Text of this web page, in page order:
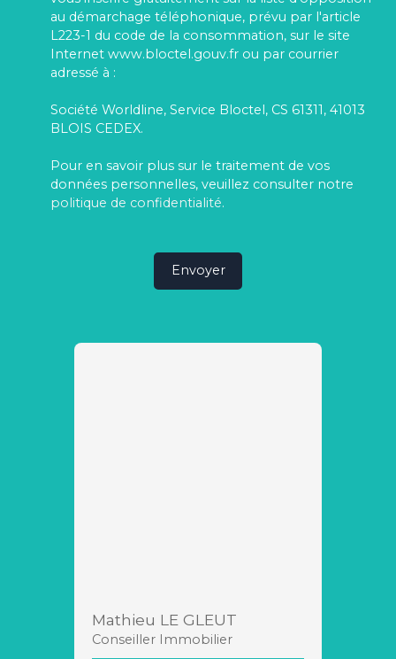
au démarchage téléphonique, prévu par l'article
L223-1 du code de la consommation, sur le site
Internet www.bloctel.gouv.fr ou par courrier
adressé à :
Société Worldline, Service Bloctel, CS 61311, 41013
BLOIS CEDEX.
Pour en savoir plus sur le traitement de vos
données personnelles, veuillez consulter notre
politique de confidentialité.
Envoyer
Mathieu LE GLEUT
Conseiller Immobilier